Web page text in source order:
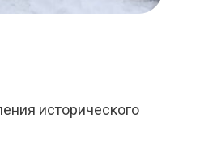
исторического